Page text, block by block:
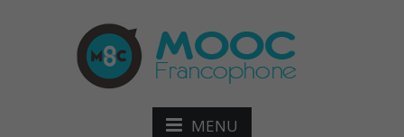
MENU